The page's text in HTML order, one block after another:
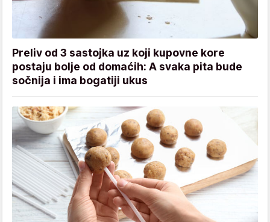
Preliv od 3 sastojka uz koji kupovne kore
postaju bolje od domaćih: A svaka pita bude
sočnija i ima bogatiji ukus